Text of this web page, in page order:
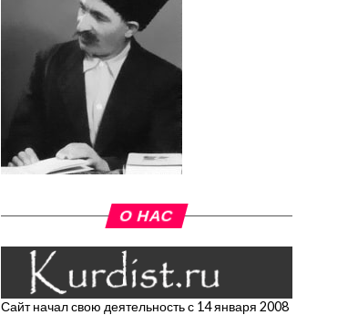
О НАС
Сайт начал свою деятельность с 14 января 2008